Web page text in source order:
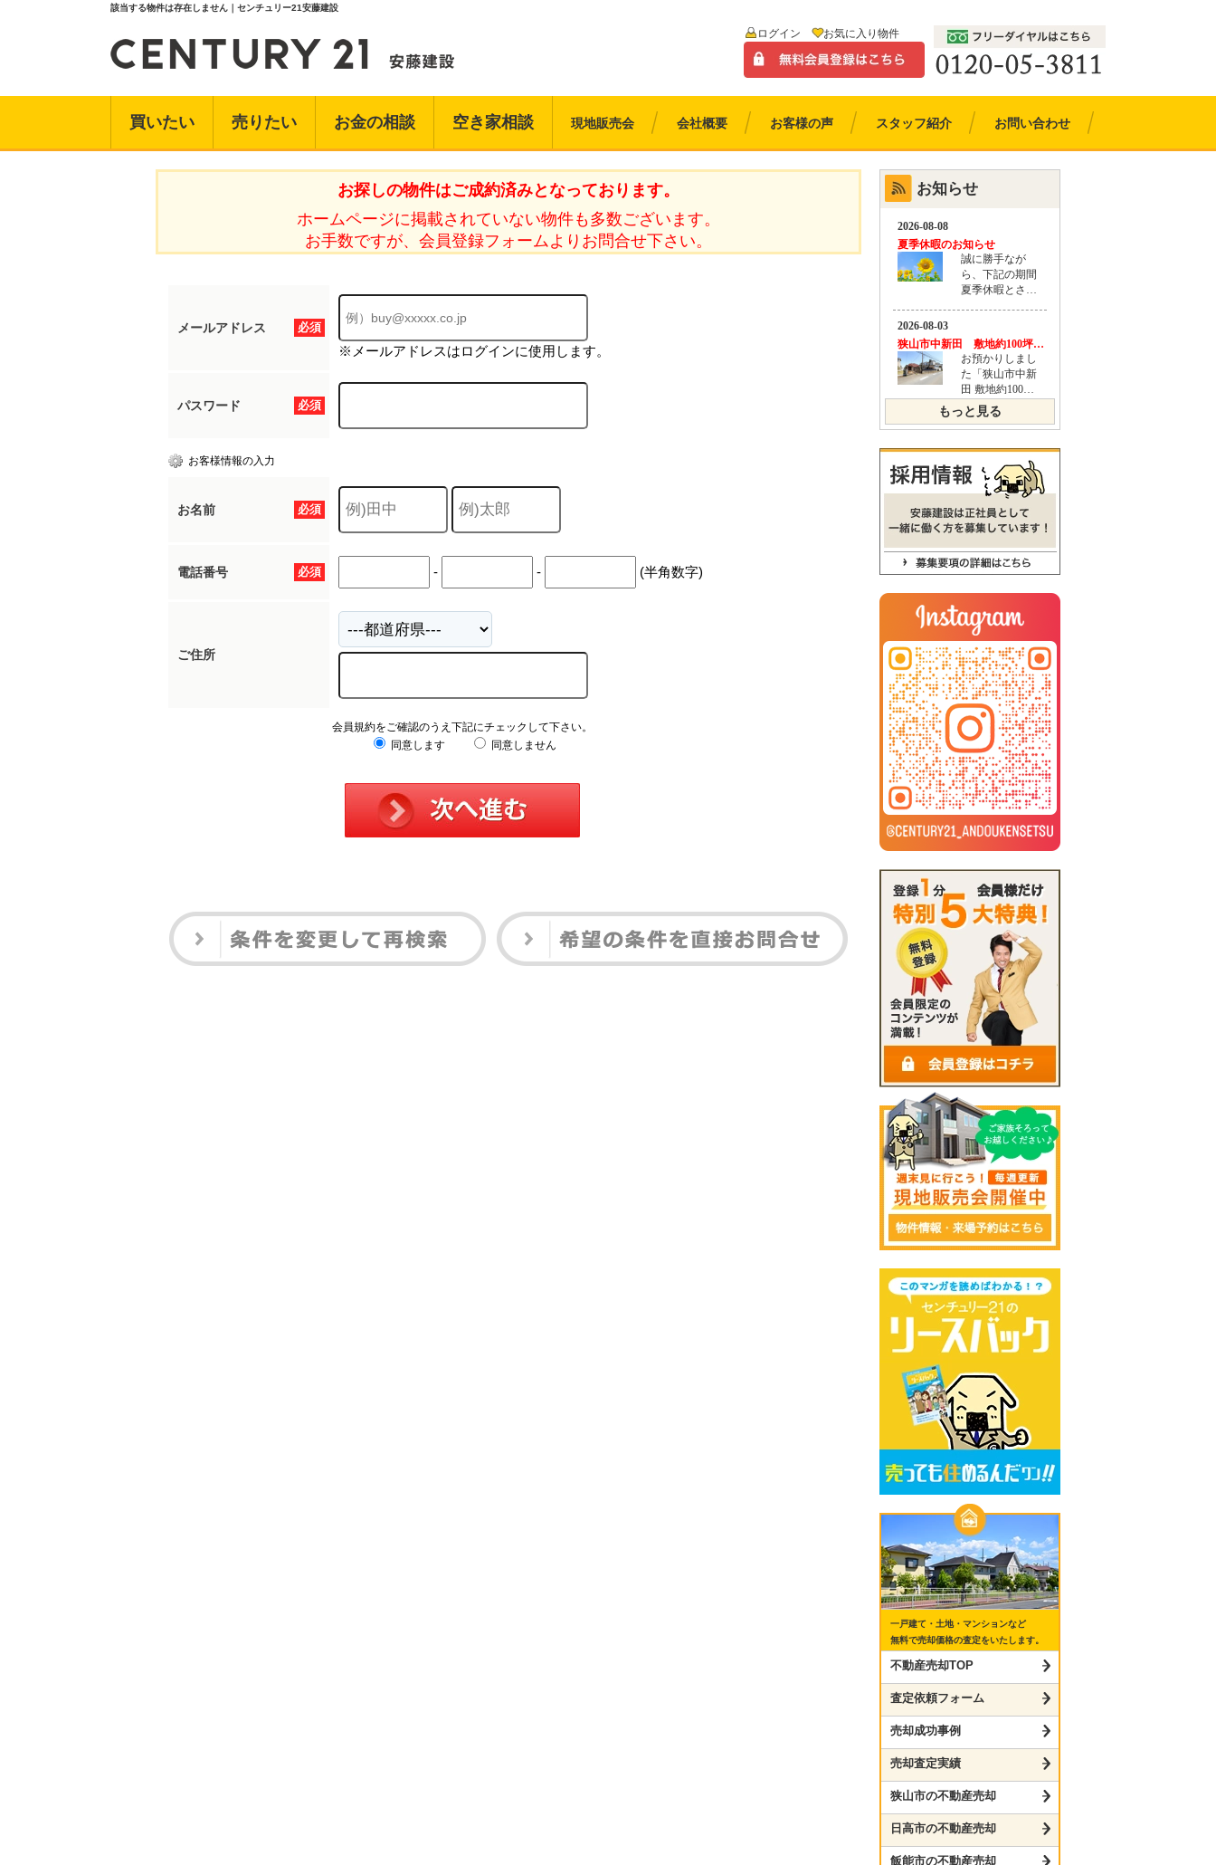
該当する物件は存在しません｜センチュリー21安藤建設
ログイン お気に入り物件
買いたい 売りたい お金の相談 空き家相談 現地販売会 会社概要 お客様の声 スタッフ紹介 お問い合わせ
お探しの物件はご成約済みとなっております。
ホームページに掲載されていない物件も多数ございます。
お手数ですが、会員登録フォームよりお問合せ下さい。
必須
メールアドレス
※メールアドレスはログインに使用します。
必須
パスワード
お客様情報の入力
必須
お名前
必須
電話番号 - - (半角数字)
ご住所
会員規約をご確認のうえ下記にチェックして下さい。
同意します
同意しません
お知らせ
もっと見る
一戸建て・土地・マンションなど
無料で売却価格の査定をいたします。
不動産売却TOP
査定依頼フォーム
売却成功事例
売却査定実績
狭山市の不動産売却
日高市の不動産売却
飯能市の不動産売却